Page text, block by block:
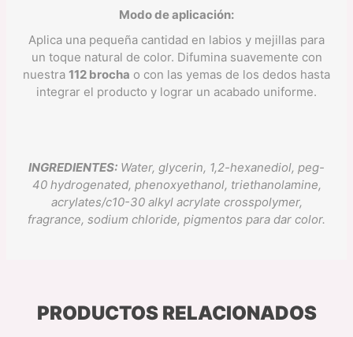
Modo de aplicación:
Aplica una pequeña cantidad en labios y mejillas para
un toque natural de color. Difumina suavemente con
nuestra 112 brocha o con las yemas de los dedos hasta
integrar el producto y lograr un acabado uniforme.
INGREDIENTES: Water, glycerin, 1,2-hexanediol, peg-
40 hydrogenated, phenoxyethanol, triethanolamine,
acrylates/c10-30 alkyl acrylate crosspolymer,
fragrance, sodium chloride, pigmentos para dar color.
PRODUCTOS RELACIONADOS